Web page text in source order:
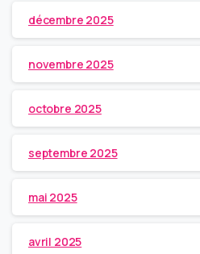
décembre 2025
novembre 2025
octobre 2025
septembre 2025
mai 2025
avril 2025